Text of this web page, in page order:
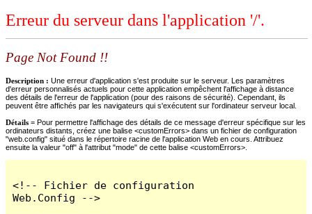
Erreur du serveur dans l'application '/'.
Page Not Found !!
Description : Une erreur d'application s'est produite sur le serveur. Les paramètres
d'erreur personnalisés actuels pour cette application empêchent l'affichage à distance
des détails de l'erreur de l'application (pour des raisons de sécurité). Cependant, ils
peuvent être affichés par les navigateurs qui s'exécutent sur l'ordinateur serveur local.
Détails = Pour permettre l'affichage des détails de ce message d'erreur spécifique sur les
ordinateurs distants, créez une balise <customErrors> dans un fichier de configuration
"web.config" situé dans le répertoire racine de l'application Web en cours. Attribuez
ensuite la valeur "off" à l'attribut "mode" de cette balise <customErrors>.
<!-- Fichier de configuration
Web.Config -->